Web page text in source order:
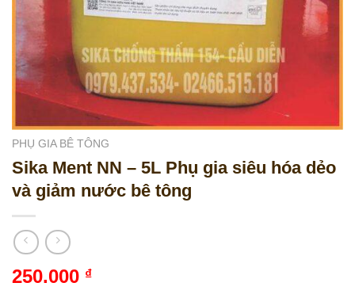
PHỤ GIA BÊ TÔNG
Sika Ment NN – 5L Phụ gia siêu hóa dẻo
và giảm nước bê tông
250.000 ₫